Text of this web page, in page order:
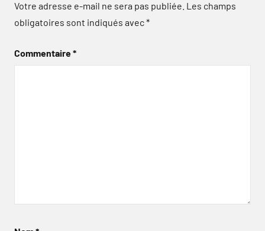
Votre adresse e-mail ne sera pas publiée. Les champs
obligatoires sont indiqués avec*
Commentaire*